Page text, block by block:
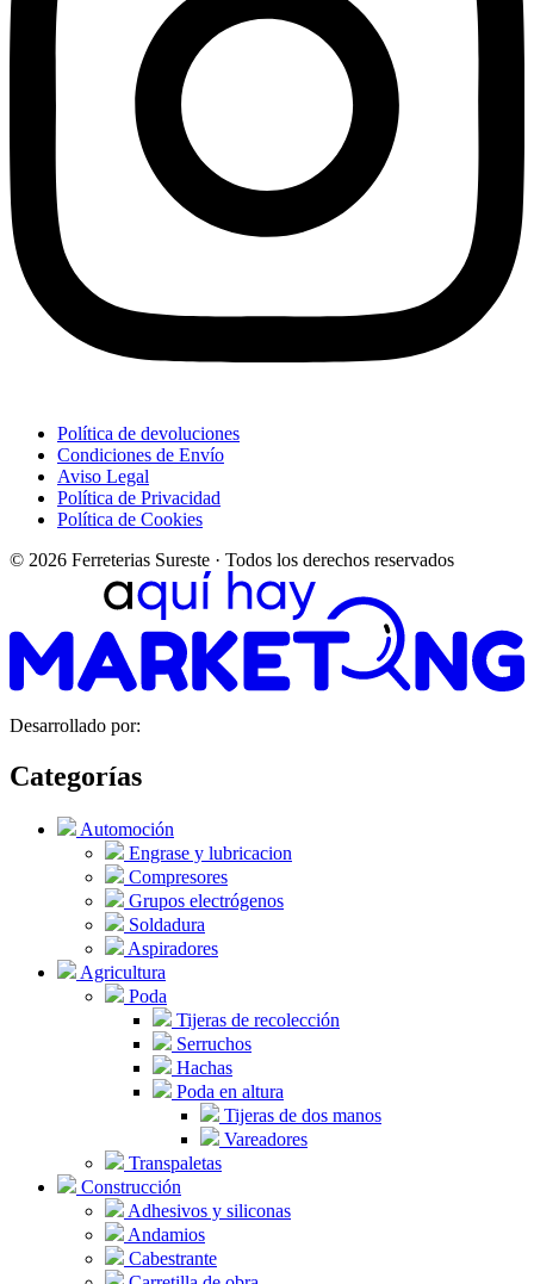
Política de devoluciones
Condiciones de Envío
Aviso Legal
Política de Privacidad
Política de Cookies
© 2026 Ferreterias Sureste · Todos los derechos reservados
Desarrollado por:
Categorías
Automoción
Engrase y lubricacion
Compresores
Grupos electrógenos
Soldadura
Aspiradores
Agricultura
Poda
Tijeras de recolección
Serruchos
Hachas
Poda en altura
Tijeras de dos manos
Vareadores
Transpaletas
Construcción
Adhesivos y siliconas
Andamios
Cabestrante